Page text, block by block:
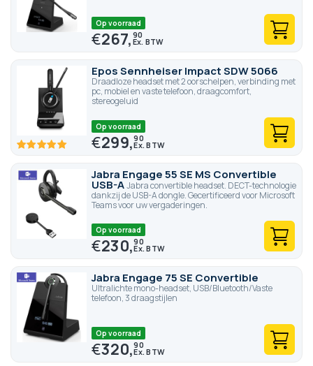
Op voorraad
€267,90
Epos Sennheiser Impact SDW 5066
Draadloze headset met 2 oorschelpen, verbinding met
pc, mobiel en vaste telefoon, draagcomfort,
stereogeluid
100 100
Op voorraad
€299,90
Jabra Engage 55 SE MS Convertible
USB-AJabra convertible headset. DECT-technologie
dankzij de USB-A dongle. Gecertificeerd voor Microsoft
Teams voor uw vergaderingen.
Op voorraad
€230,90
Jabra Engage 75 SE Convertible
Ultralichte mono-headset, USB/Bluetooth/Vaste
telefoon, 3 draagstijlen
Op voorraad
€320,90